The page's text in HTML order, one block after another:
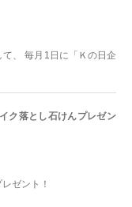
て、 毎月1日に「Ｋの日企
ク落とし石けんプレゼン
ゼント！